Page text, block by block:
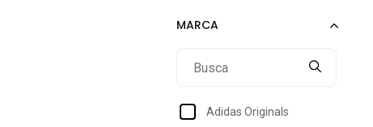
Adidas Originals